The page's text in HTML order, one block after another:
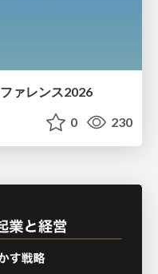
ァレンス2026
0 230